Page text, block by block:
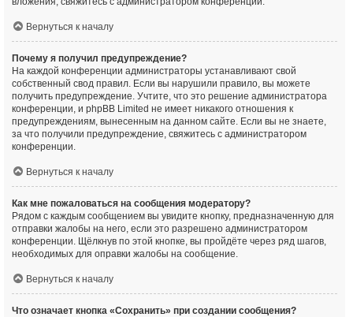
Вернуться к началу
Почему я получил предупреждение?
На каждой конференции администраторы устанавливают свой
собственный свод правил. Если вы нарушили правило, вы можете
получить предупреждение. Учтите, что это решение администратора
конференции, и phpBB Limited не имеет никакого отношения к
предупреждениям, вынесенным на данном сайте. Если вы не знаете,
за что получили предупреждение, свяжитесь с администратором
конференции.
Вернуться к началу
Как мне пожаловаться на сообщения модератору?
Рядом с каждым сообщением вы увидите кнопку, предназначенную для
отправки жалобы на него, если это разрешено администратором
конференции. Щёлкнув по этой кнопке, вы пройдёте через ряд шагов,
необходимых для оправки жалобы на сообщение.
Вернуться к началу
Что означает кнопка «Сохранить» при создании сообщения?